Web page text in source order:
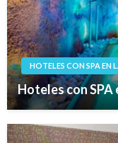
HOTELES CON SPA
Hoteles con SPA